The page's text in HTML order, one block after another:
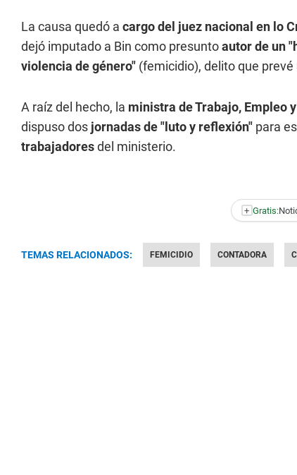
La causa quedó a cargo del juez nacional en lo
dejó imputado a Bin como presuntoautor de un
violencia de género" (femicidio), delito que prevé
A raíz del hecho, la ministra de Trabajo, Empleo
dispuso dos jornadas de "luto y reflexión" para
trabajadoresdel ministerio.
+ Gratis:
TEMAS RELACIONADOS: FEMICIDIO CONTADORA